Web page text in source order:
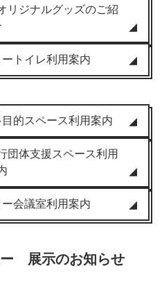
ジナルグッズのご紹
トイレ利用案内
的スペース利用案内
団体支援スペース利用
会議室利用案内
展示のお知らせ